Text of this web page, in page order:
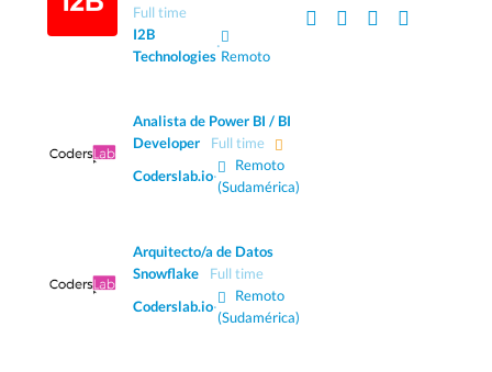
Full time
I2B
Technologies
·
Remoto
Analista de Power BI / BI
Developer
Full time
Coderslab.io·
Remoto
(Sudamérica)
Arquitecto/a de Datos
Snowflake
Full time
Coderslab.io·
Remoto
(Sudamérica)